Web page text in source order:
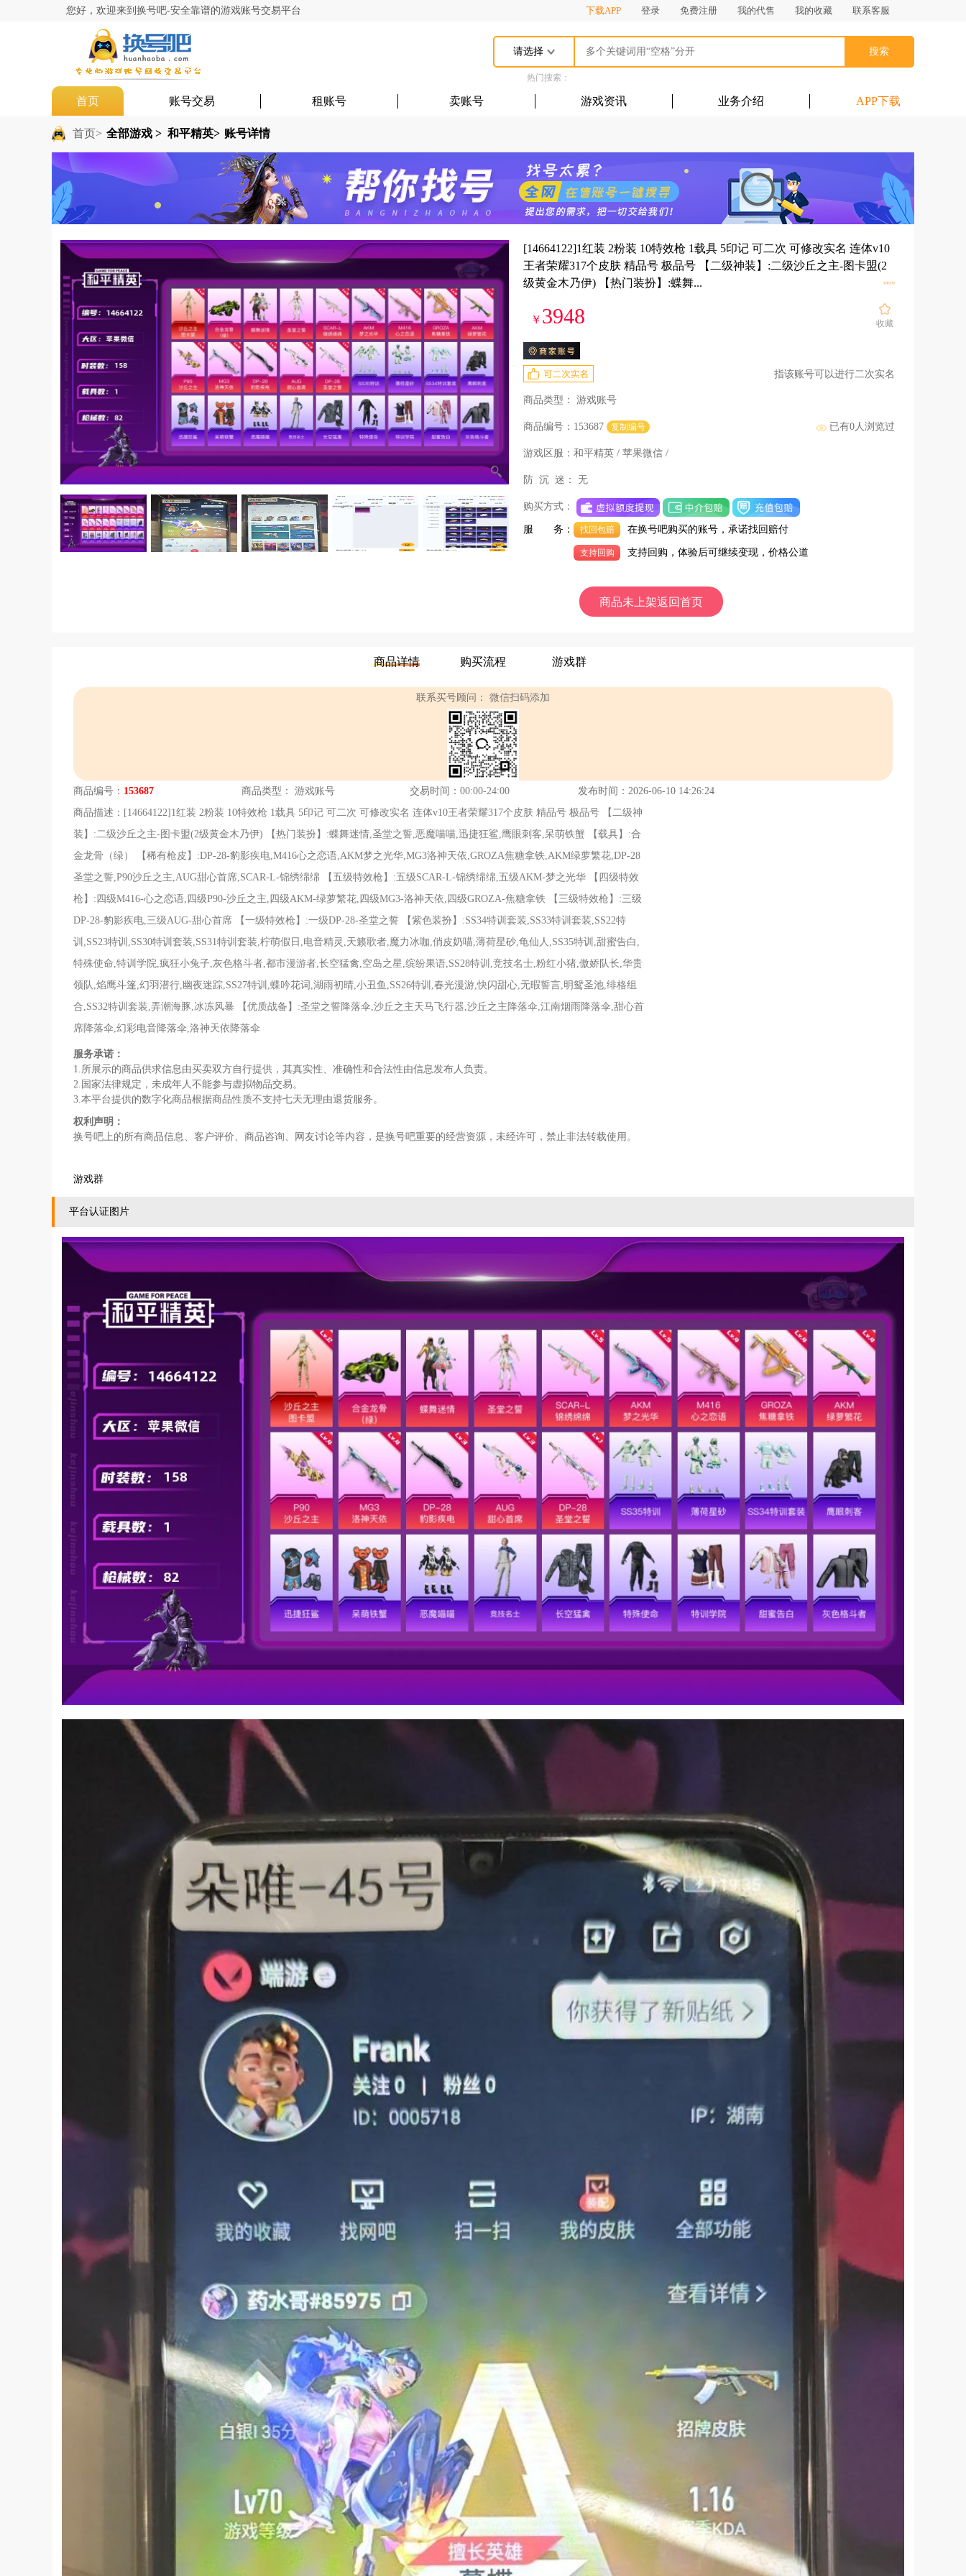
您好，欢迎来到换号吧-安全靠谱的游戏账号交易平台 下载APP 登录 免费注册 我的代售 我的收藏 联系客服
请选择 搜索
热门搜索：
首页 账号交易 租账号 卖账号 游戏资讯 业务介绍 APP下载
首页> 全部游戏 > 和平精英> 账号详情
[14664122]1红装 2粉装 10特效枪 1载具 5印记 可二次 可修改实名 连体v10
王者荣耀317个皮肤 精品号 极品号 【二级神装】:二级沙丘之主-图卡盟(2
级黄金木乃伊) 【热门装扮】:蝶舞...
查看全部
展开
￥ 3948 收藏
指该账号可以进行二次实名
商品类型： 游戏账号
商品编号：153687 复制编号 已有0人浏览过
游戏区服： 和平精英 / 苹果微信 /
防 沉 迷： 无
购买方式：
服 务： 找回包赔 在换号吧购买的账号，承诺找回赔付
支持回购 支持回购，体验后可继续变现，价格公道
商品未上架返回首页
商品详情 购买流程 游戏群
联系买号顾问： 微信扫码添加
商品编号： 153687 商品类型： 游戏账号 交易时间： 00:00-24:00
发布时间：2026-06-10 14:26:24
商品描述： [14664122]1红装 2粉装 10特效枪 1载具 5印记 可二次 可修改实名 连体v10王者荣耀317个皮肤 精品号 极品号 【二级神
装】:二级沙丘之主-图卡盟(2级黄金木乃伊) 【热门装扮】:蝶舞迷情,圣堂之誓,恶魔喵喵,迅捷狂鲨,鹰眼刺客,呆萌铁蟹 【载具】:合
金龙骨（绿） 【稀有枪皮】:DP-28-豹影疾电,M416心之恋语,AKM梦之光华,MG3洛神天依,GROZA焦糖拿铁,AKM绿萝繁花,DP-28
圣堂之誓,P90沙丘之主,AUG甜心首席,SCAR-L-锦绣绵绵 【五级特效枪】:五级SCAR-L-锦绣绵绵,五级AKM-梦之光华 【四级特效
枪】:四级M416-心之恋语,四级P90-沙丘之主,四级AKM-绿萝繁花,四级MG3-洛神天依,四级GROZA-焦糖拿铁 【三级特效枪】:三级
DP-28-豹影疾电,三级AUG-甜心首席 【一级特效枪】:一级DP-28-圣堂之誓 【紫色装扮】:SS34特训套装,SS33特训套装,SS22特
训,SS23特训,SS30特训套装,SS31特训套装,柠萌假日,电音精灵,天籁歌者,魔力冰咖,俏皮奶喵,薄荷星砂,龟仙人,SS35特训,甜蜜告白,
特殊使命,特训学院,疯狂小兔子,灰色格斗者,都市漫游者,长空猛禽,空岛之星,缤纷果语,SS28特训,竞技名士,粉红小猪,傲娇队长,华贵
领队,焰鹰斗篷,幻羽潜行,幽夜迷踪,SS27特训,蝶吟花词,湖雨初晴,小丑鱼,SS26特训,春光漫游,快闪甜心,无暇誓言,明鸳圣池,绯格组
合,SS32特训套装,弄潮海豚,冰冻风暴 【优质战备】:圣堂之誓降落伞,沙丘之主天马飞行器,沙丘之主降落伞,江南烟雨降落伞,甜心首
席降落伞,幻彩电音降落伞,洛神天依降落伞
服务承诺：
1.所展示的商品供求信息由买卖双方自行提供，其真实性、准确性和合法性由信息发布人负责。
2.国家法律规定，未成年人不能参与虚拟物品交易。
3.本平台提供的数字化商品根据商品性质不支持七天无理由退货服务。
权利声明：
换号吧上的所有商品信息、客户评价、商品咨询、网友讨论等内容，是换号吧重要的经营资源，未经许可，禁止非法转载使用。
游戏群
平台认证图片